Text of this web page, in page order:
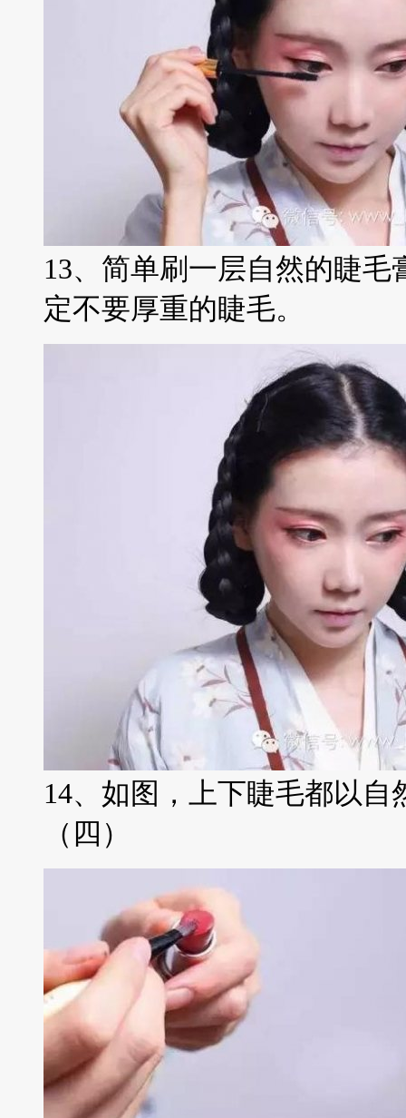
13、简单刷一层自然的睫
定不要厚重的睫毛。
14、如图，上下睫毛都以
（四）